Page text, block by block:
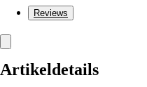
Reviews
Artikeldetails